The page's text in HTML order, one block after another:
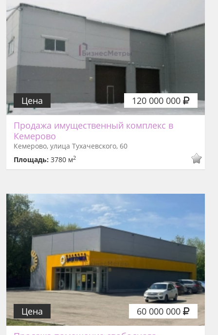
120 000 000
Цена
Продажа имущественный комплекс в
Кемерово
Кемерово, улица Тухачевского, 60
Площадь:3780 м2
60 000 000
Цена